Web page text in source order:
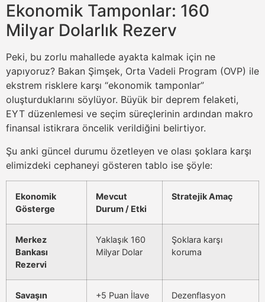
Ekonomik Tamponlar: 160
Milyar Dolarlık Rezerv
Peki, bu zorlu mahallede ayakta kalmak için ne
yapıyoruz? Bakan Şimşek, Orta Vadeli Program (OVP) ile
ekstrem risklere karşı “ekonomik tamponlar”
oluşturduklarını söylüyor. Büyük bir deprem felaketi,
EYT düzenlemesi ve seçim süreçlerinin ardından makro
finansal istikrara öncelik verildiğini belirtiyor.
Şu anki güncel durumu özetleyen ve olası şoklara karşı
elimizdeki cephaneyi gösteren tablo ise şöyle:
Ekonomik
Gösterge
Mevcut
Durum / Etki
Stratejik Amaç
Merkez
Bankası
Rezervi
Yaklaşık 160
Milyar Dolar
Şoklara karşı
koruma
Savaşın
+5 Puan İlave
Dezenflasyon